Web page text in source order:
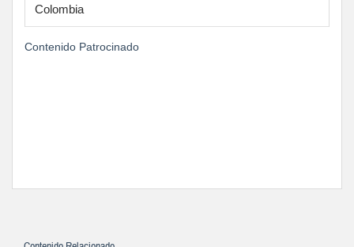
Colombia
Contenido Patrocinado